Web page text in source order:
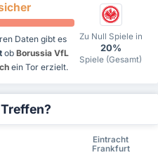
Daten gibt es
ob Borussia VfL
ein Tor erzielt.
Zu Null Spiele in
20%
Spiele (Gesamt)
Treffen?
Eintracht
Frankfurt